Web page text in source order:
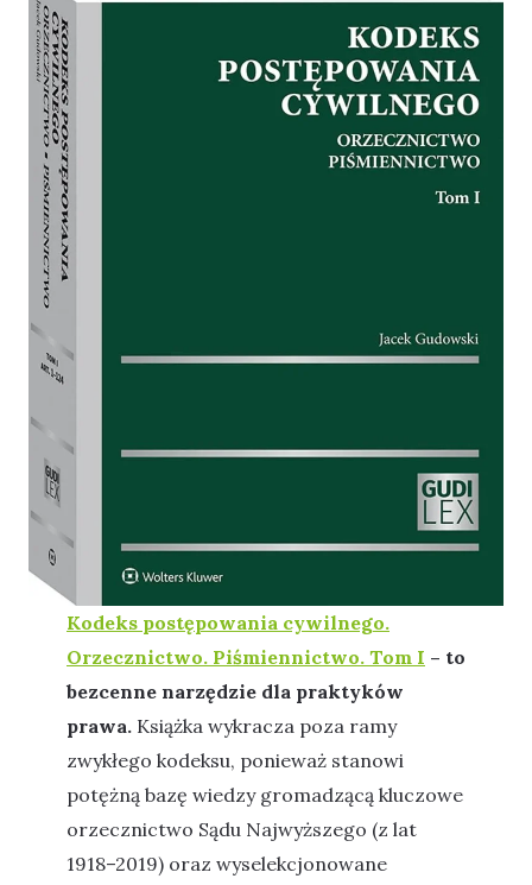
Kodeks postępowania cywilnego.
Orzecznictwo. Piśmiennictwo. Tom I – to
bezcenne narzędzie dla praktyków
prawa. Książka wykracza poza ramy
zwykłego kodeksu, ponieważ stanowi
potężną bazę wiedzy gromadzącą kluczowe
orzecznictwo Sądu Najwyższego (z lat
1918–2019) oraz wyselekcjonowane